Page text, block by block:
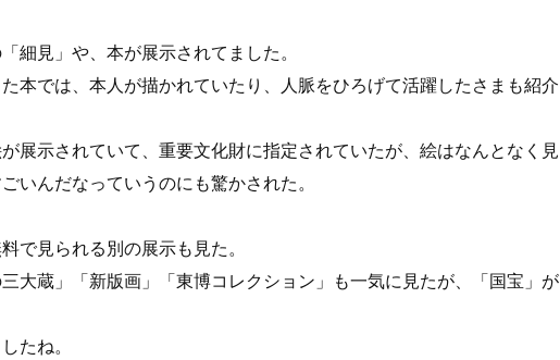
細見」や、本が展示されてました。
本では、本人が描かれていたり、人脈をひろげて活躍したさまも紹介
展示されていて、重要文化財に指定されていたが、絵はなんとなく見
いんだなっていうのにも驚かされた。
で見られる別の展示も見た。
三大蔵」「新版画」「東博コレクション」も一気に見たが、「国宝」が
たね。